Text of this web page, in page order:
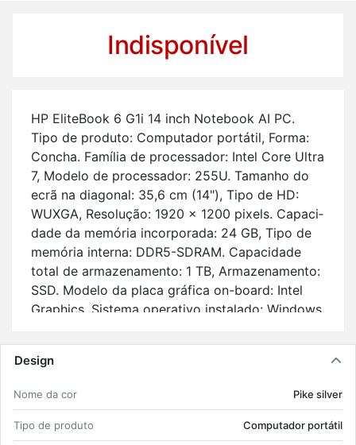
Indisponível
HP Eli­te­Book 6 G1i 14 inch No­te­book AI PC.
Tipo de pro­duto: Com­pu­tador por­tátil, Forma:
Concha. Fa­mília de pro­ces­sador: Intel Core Ultra
7, Mo­delo de pro­ces­sador: 255U. Ta­manho do
ecrã na di­a­gonal: 35,6 cm (14"), Tipo de HD:
WUXGA, Re­so­lução: 1920 x 1200 pi­xels. Ca­pa­ci­
dade da me­mória in­cor­po­rada: 24 GB, Tipo de
me­mória in­terna: DDR5-SDRAM. Ca­pa­ci­dade
total de ar­ma­ze­na­mento: 1 TB, Ar­ma­ze­na­mento:
SSD. Mo­delo da placa grá­fica on-board: Intel
Graphics. Sis­tema ope­ra­tivo ins­ta­lado: Win­dows
Ca­rac­te­rís­ticas prin­ci­pais:
Intel Core Ultra 7 255U Nú­mero de cores
de pro­ces­sador: 12;
35,6 cm (14") WUXGA 1920 x 1200 pi­xels
Design
Nome da cor Pike silver
Tipo de pro­duto Com­pu­tador por­tátil